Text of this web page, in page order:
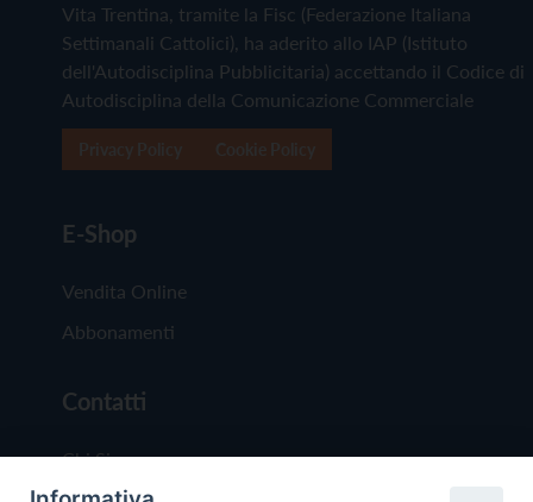
Vita Trentina, tramite la Fisc (Federazione Italiana
Settimanali Cattolici), ha aderito allo IAP (Istituto
dell'Autodisciplina Pubblicitaria) accettando il Codice di
Autodisciplina della Comunicazione Commerciale
E-Shop
Vendita Online
Abbonamenti
Contatti
Chi Siamo